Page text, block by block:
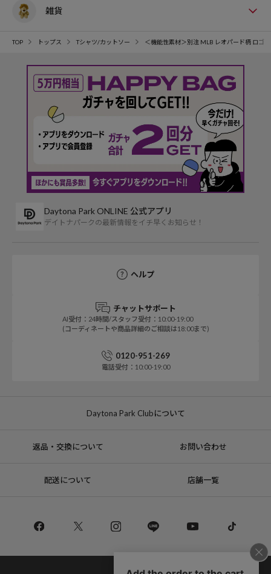
雑貨
TOP トップス Tシャツ/カットソー ＜機能性素材＞別注 MLB レオパード柄 ロゴ
Daytona Park ONLINE 公式アプリ
デイトナパークの最新情報をイチ早くお知らせ！
ヘルプ
チャットサポート
AI受付：24時間/スタッフ受付：10:00-19:00
(コーディネートや商品詳細のご相談は18:00まで)
0120-951-269
電話受付：10:00-19:00
Daytona Park Clubについて
返品・交換について お問い合わせ
配送について 店舗一覧